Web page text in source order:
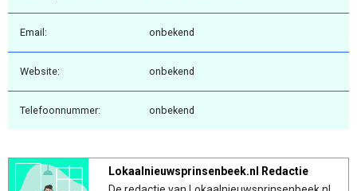
Email: onbekend
Website: onbekend
Telefoonnummer: onbekend
Lokaalnieuwsprinsenbeek.nl Redactie